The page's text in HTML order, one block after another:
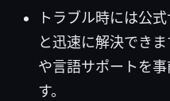
トラブル時には公
と迅速に解決でき
や言語サポートを
す。